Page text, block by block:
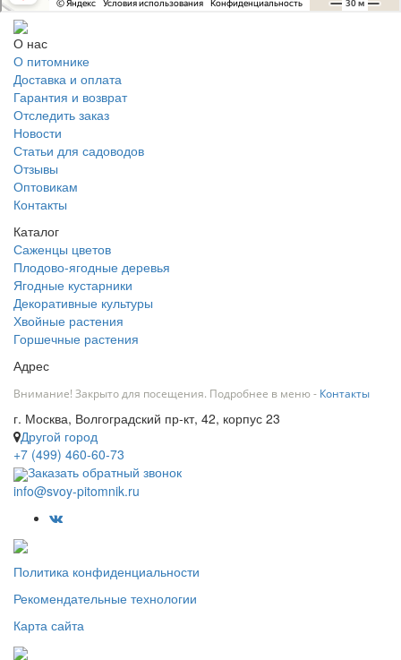
О нас
О питомнике
Доставка и оплата
Гарантия и возврат
Отследить заказ
Новости
Статьи для садоводов
Отзывы
Оптовикам
Контакты
Каталог
Саженцы цветов
Плодово-ягодные деревья
Ягодные кустарники
Декоративные культуры
Хвойные растения
Горшечные растения
Адрес
Внимание! Закрыто для посещения. Подробнее в меню - Контакты
г. Москва, Волгоградский пр-кт, 42, корпус 23
Другой город
+7 (499) 460-60-73
Заказать обратный звонок
info@svoy-pitomnik.ru
Политика конфиденциальности
Рекомендательные технологии
Карта сайта